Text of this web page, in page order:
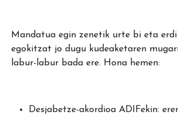
Mandatua egin zenetik urte bi eta
egokitzat jo dugu kudeaketaren
labur-labur bada ere. Hona hemen:
Desjabetze-akordioa ADIFekin: